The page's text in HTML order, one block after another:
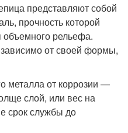
представляют собой
прочность которой
объемного рельефа.
от своей формы,
металла от коррозии —
слой, или вес на
срок службы до